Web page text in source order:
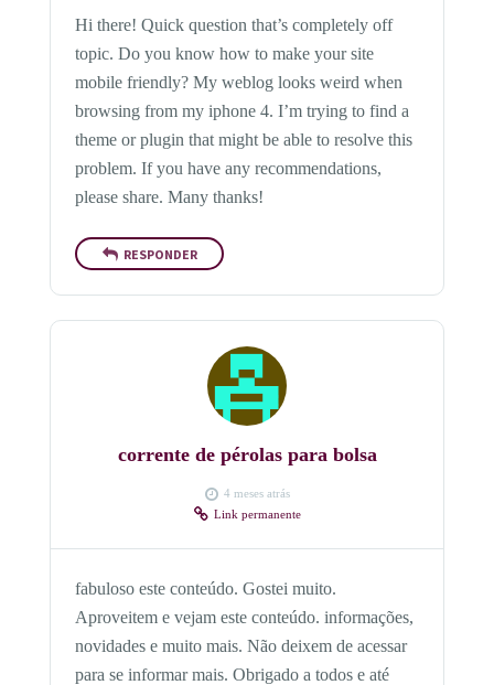
Hi there! Quick question that’s completely off
topic. Do you know how to make your site
mobile friendly? My weblog looks weird when
browsing from my iphone 4. I’m trying to find a
theme or plugin that might be able to resolve this
problem. If you have any recommendations,
please share. Many thanks!
RESPONDER
corrente de pérolas para bolsa
4 meses atrás
Link permanente
fabuloso este conteúdo. Gostei muito.
Aproveitem e vejam este conteúdo. informações,
novidades e muito mais. Não deixem de acessar
para se informar mais. Obrigado a todos e até